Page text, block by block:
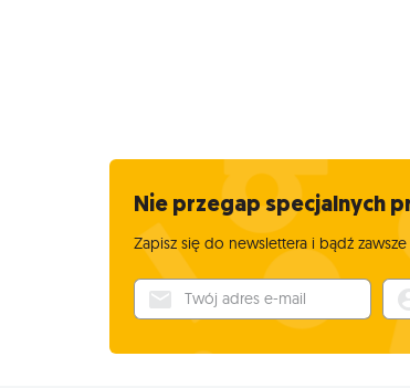
Nie przegap specjalnych
Zapisz się do newslettera i bądź
Twój adres e-mail